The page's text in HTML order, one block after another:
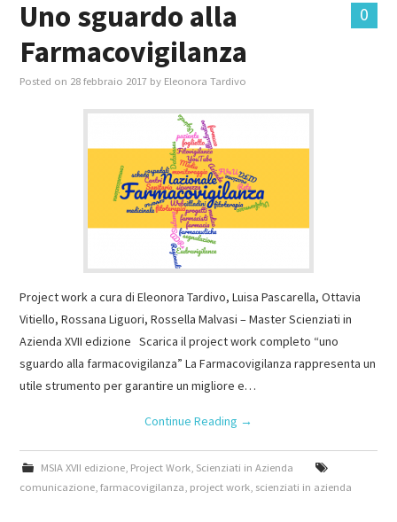
0
Uno sguardo alla
Farmacovigilanza
Posted on 28 febbraio 2017 by Eleonora Tardivo
Project work a cura di Eleonora Tardivo, Luisa Pascarella, Ottavia
Vitiello, Rossana Liguori, Rossella Malvasi – Master Scienziati in
Azienda XVII edizione Scarica il project work completo “uno
sguardo alla farmacovigilanza” La Farmacovigilanza rappresenta un
utile strumento per garantire un migliore e…
Continue Reading →
MSIA XVII edizione, Project Work, Scienziati in Azienda
comunicazione ,farmacovigilanza project work scienziati in azienda